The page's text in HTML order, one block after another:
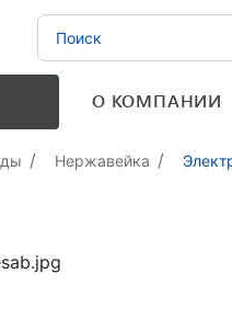
О КОМПАНИИ
Нержавейка